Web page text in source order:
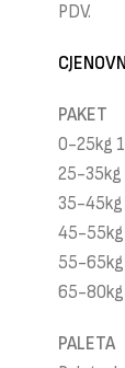
PDV.
PAKET
0-25kg
25-35kg
35-45kg
45-55kg
55-65kg
65-80kg
PALETA